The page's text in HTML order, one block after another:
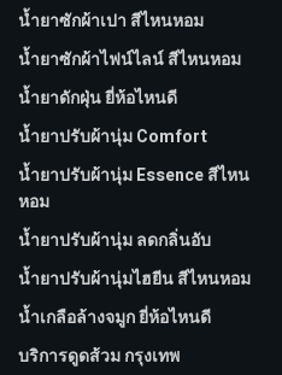
น้ำยาซักผ้าเปา สีไหนหอม
น้ำยาซักผ้าไฟน์ไลน์ สีไหนหอม
น้ำยาดักฝุ่น ยี่ห้อไหนดี
น้ำยาปรับผ้านุ่ม Comfort
น้ำยาปรับผ้านุ่ม Essence สีไหน
หอม
น้ำยาปรับผ้านุ่ม ลดกลิ่นอับ
น้ำยาปรับผ้านุ่มไฮยีน สีไหนหอม
น้ำเกลือล้างจมูก ยี่ห้อไหนดี
บริการดูดส้วม กรุงเทพ